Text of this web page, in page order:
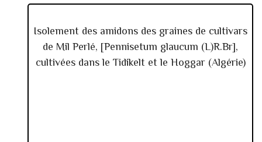
Isolement des amidons des graines de cultivars
de Mil Perlé, [Pennisetum glaucum (L)R.Br],
cultivées dans le Tidikelt et le Hoggar (Algérie)